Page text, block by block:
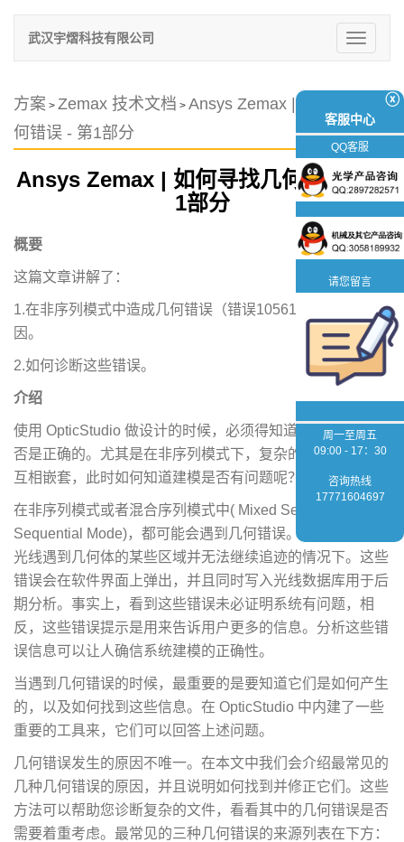
切
换
武汉宇熠科技有限公司
方案 > Zemax 技术文档 > Ansys Zemax | 如何寻找几
何错误 - 第1部分
Ansys Zemax | 如何寻找几何错误 - 第
1部分
概要
这篇文章讲解了：
1.在非序列模式中造成几何错误（错误10561）的各种原
因。
2.如何诊断这些错误。
介绍
使用 OpticStudio 做设计的时候，必须得知道得到的结果是
否是正确的。尤其是在非序列模式下，复杂的几何模型可以
互相嵌套，此时如何知道建模是否有问题呢？
在非序列模式或者混合序列模式中( Mixed Sequential/Non-
Sequential Mode)，都可能会遇到几何错误。几何错误会在
光线遇到几何体的某些区域并无法继续追迹的情况下。这些
错误会在软件界面上弹出，并且同时写入光线数据库用于后
期分析。事实上，看到这些错误未必证明系统有问题，相
反，这些错误提示是用来告诉用户更多的信息。分析这些错
误信息可以让人确信系统建模的正确性。
当遇到几何错误的时候，最重要的是要知道它们是如何产生
的，以及如何找到这些信息。在 OpticStudio 中内建了一些
重要的工具来，它们可以回答上述问题。
几何错误发生的原因不唯一。在本文中我们会介绍最常见的
几种几何错误的原因，并且说明如何找到并修正它们。这些
方法可以帮助您诊断复杂的文件，看看其中的几何错误是否
需要着重考虑。最常见的三种几何错误的来源列表在下方：
ⓧ
客服中心
QQ客服
请您留言
周一至周五
09:00 - 17：30
咨询热线
17771604697